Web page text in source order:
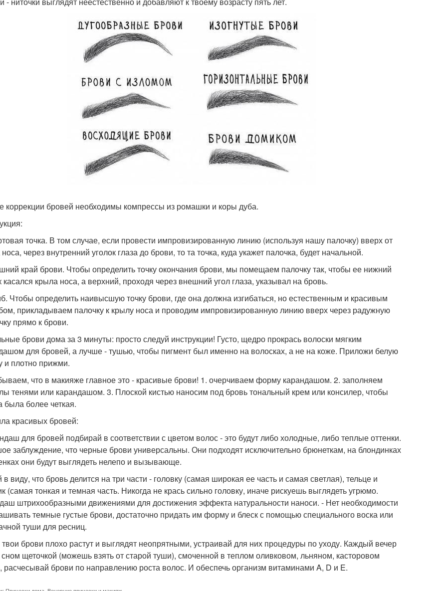
коррекции бровей необходимы компрессы из ромашки и коры дуба.
точка. В том случае, если провести импровизированную линию (используя нашу палочку) вверх от
через внутренний уголок глаза до брови, то та точка, куда укажет палочка, будет начальной.
край брови. Чтобы определить точку окончания брови, мы помещаем палочку так, чтобы ее нижний
касался крыла носа, а верхний, проходя через внешний угол глаза, указывал на бровь.
Чтобы определить наивысшую точку брови, где она должна изгибаться, но естественным и красивым
прикладываем палочку к крылу носа и проводим импровизированную линию вверх через радужную
прямо к брови.
брови дома за 3 минуты: просто следуй инструкции! Густо, щедро прокрась волоски мягким
для бровей, а лучше - тушью, чтобы пигмент был именно на волосках, а не на коже. Приложи белую
и плотно прижми.
что в макияже главное это - красивые брови! 1. очерчиваем форму карандашом. 2. заполняем
тенями или карандашом. 3. Плоской кистью наносим под бровь тональный крем или консилер, чтобы
более четкая.
красивых бровей:
для бровей подбирай в соответствии с цветом волос - это будут либо холодные, либо теплые оттенки.
заблуждение, что черные брови универсальны. Они подходят исключительно брюнеткам, на блондинках
они будут выглядеть нелепо и вызывающе.
виду, что бровь делится на три части - головку (самая широкая ее часть и самая светлая), тельце и
(самая тонкая и темная часть. Никогда не крась сильно головку, иначе рискуешь выглядеть угрюмо.
штрихообразными движениями для достижения эффекта натуральности наноси. - Нет необходимости
темные густые брови, достаточно придать им форму и блеск с помощью специального воска или
туши для ресниц.
брови плохо растут и выглядят неопрятными, устраивай для них процедуры по уходу. Каждый вечер
щеточкой (можешь взять от старой туши), смоченной в теплом оливковом, льняном, касторовом
расчесывай брови по направлению роста волос. И обеспечь организм витаминами A, D и E.